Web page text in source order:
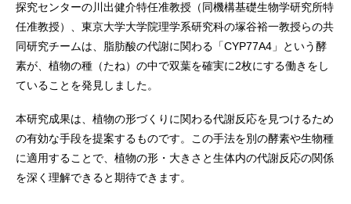
探究センターの川出健介特任准教授（同機構基礎生物学研究所特
任准教授）、東京大学大学院理学系研究科の塚谷裕一教授らの共
同研究チームは、脂肪酸の代謝に関わる「CYP77A4」という酵
素が、植物の種（たね）の中で双葉を確実に2枚にする働きをし
ていることを発見しました。
本研究成果は、植物の形づくりに関わる代謝反応を見つけるため
の有効な手段を提案するものです。この手法を別の酵素や生物種
に適用することで、植物の形・大きさと生体内の代謝反応の関係
を深く理解できると期待できます。